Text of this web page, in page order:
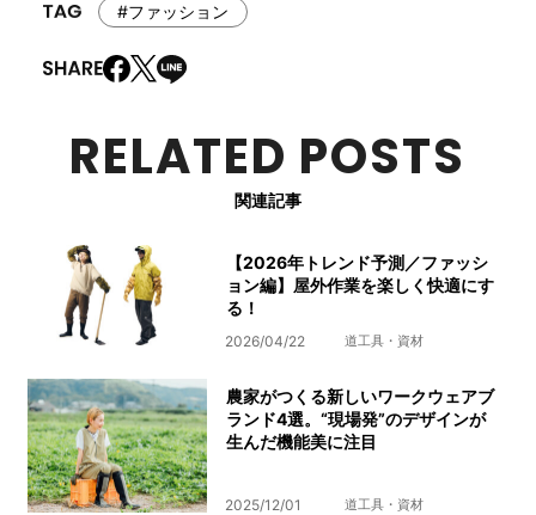
#ファッション
RELATED POSTS
関連記事
【2026年トレンド予測／ファッシ
ョン編】屋外作業を楽しく快適にす
る！
2026/04/22 道工具・資材
農家がつくる新しいワークウェアブ
ランド4選。“現場発”のデザインが
生んだ機能美に注目
2025/12/01 道工具・資材